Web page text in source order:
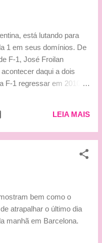
Fonte: Amigos da
está lutando para
1 em seus domínios. De
F-1, José Froilan
daqui a dois
F-1 regressar em 2010.
com a vitória do
circuito Oscar Alfredo
LEIA MAIS
bem como o
atrapalhar o último dia
manhã em Barcelona.